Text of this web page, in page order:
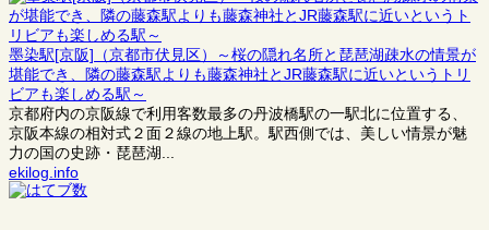
墨染駅[京阪]（京都市伏見区）～桜の隠れ名所と琵琶湖疎水の情景が
堪能でき、隣の藤森駅よりも藤森神社とJR藤森駅に近いというトリ
ビアも楽しめる駅～
京都府内の京阪線で利用客数最多の丹波橋駅の一駅北に位置する、
京阪本線の相対式２面２線の地上駅。駅西側では、美しい情景が魅
力の国の史跡・琵琶湖...
ekilog.info